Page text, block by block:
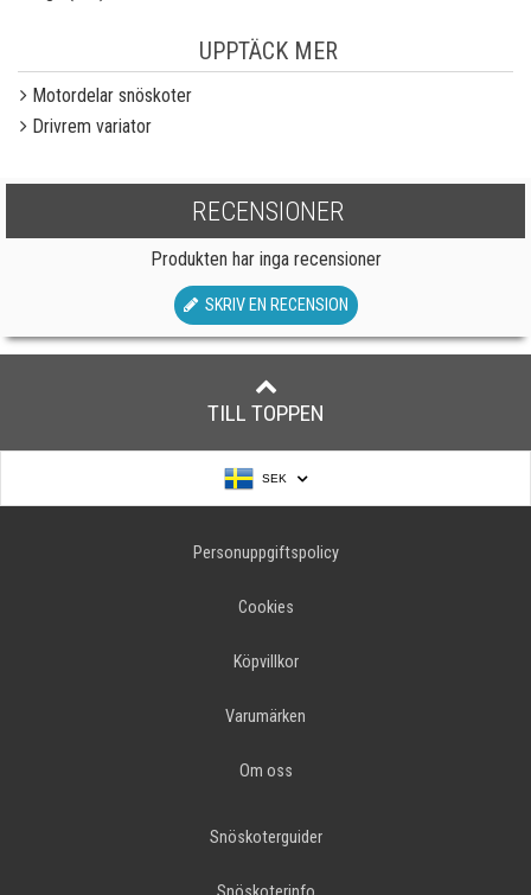
UPPTÄCK MER
Motordelar snöskoter
Drivrem variator
RECENSIONER
Produkten har inga recensioner
SKRIV EN RECENSION
TILL TOPPEN
SEK
Personuppgiftspolicy
Cookies
Köpvillkor
Varumärken
Om oss
Snöskoterguider